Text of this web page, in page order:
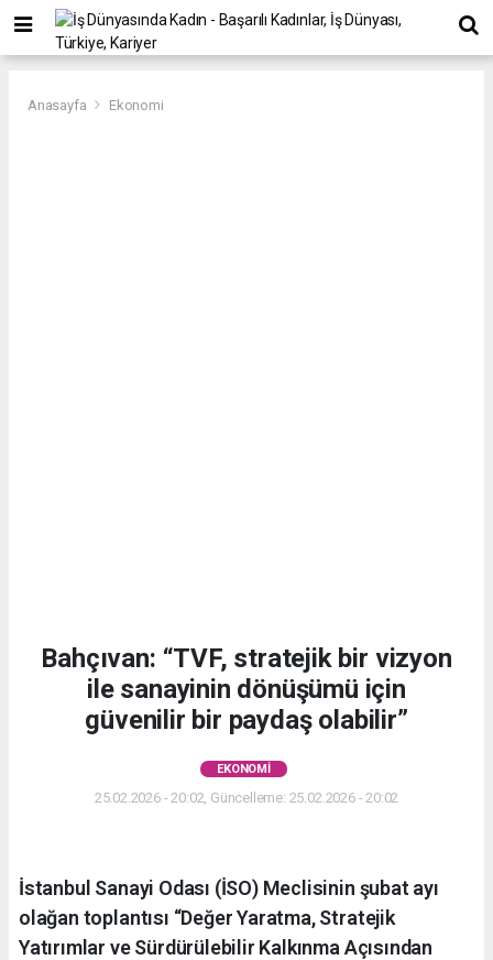
Anasayfa Ekonomi
Bahçıvan: “TVF, stratejik bir vizyon
ile sanayinin dönüşümü için
güvenilir bir paydaş olabilir”
EKONOMI
25.02.2026 - 20:02, Güncelleme: 25.02.2026 - 20:02
İstanbul Sanayi Odası (İSO) Meclisinin şubat ayı
olağan toplantısı “Değer Yaratma, Stratejik
Yatırımlar ve Sürdürülebilir Kalkınma Açısından